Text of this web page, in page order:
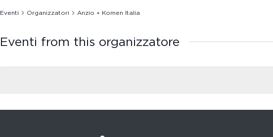
Eventi Organizzatori Anzio + Komen Italia
Eventi from this organizzatore